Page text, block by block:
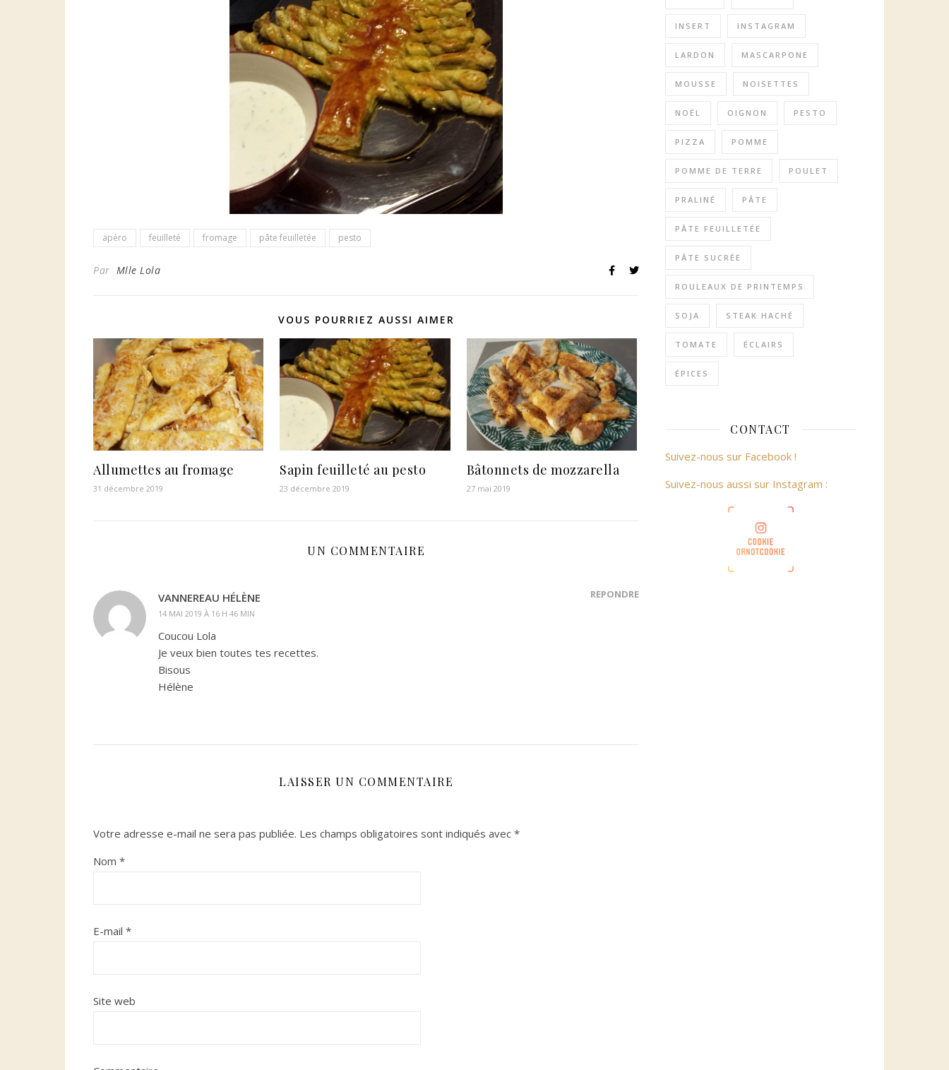
apéro feuilleté fromage pâte feuilletée pesto
Par Mlle Lola
VOUS POURRIEZ AUSSI AIMER
Allumettes au fromage
31 décembre 2019
Sapin feuilleté au pesto
23 décembre 2019
Bâtonnets de mozzarella
27 mai 2019
UN COMMENTAIRE
VANNEREAU HÉLÈNE
14 MAI 2019 À 16 H 46 MIN
RÉPONDRE
Coucou Lola
Je veux bien toutes tes recettes.
Bisous
Hélène
LAISSER UN COMMENTAIRE
Votre adresse e-mail ne sera pas publiée. Les champs obligatoires sont indiqués avec *
Nom *
E-mail *
Site web
INSERT INSTAGRAM
LARDON MASCARPONE
MOUSSE NOISETTES
NOËL OIGNON PESTO
PIZZA POMME
POMME DE TERRE POULET
PRALINÉ PÂTE
PÂTE FEUILLETÉE
PÂTE SUCRÉE
ROULEAUX DE PRINTEMPS
SOJA STEAK HACHÉ
TOMATE ÉCLAIRS
ÉPICES
CONTACT
Suivez-nous sur Facebook !
Suivez-nous aussi sur Instagram :